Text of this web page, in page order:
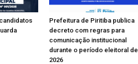
Prefeitura de Piritiba publica
decreto com regras para
comunicação institucional
durante o período eleitoral de
2026